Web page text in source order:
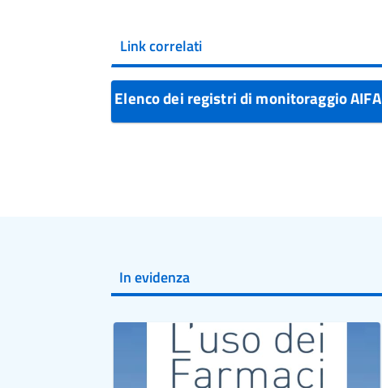
Link correlati
Elenco dei registri di monitoraggio AIFA
In evidenza